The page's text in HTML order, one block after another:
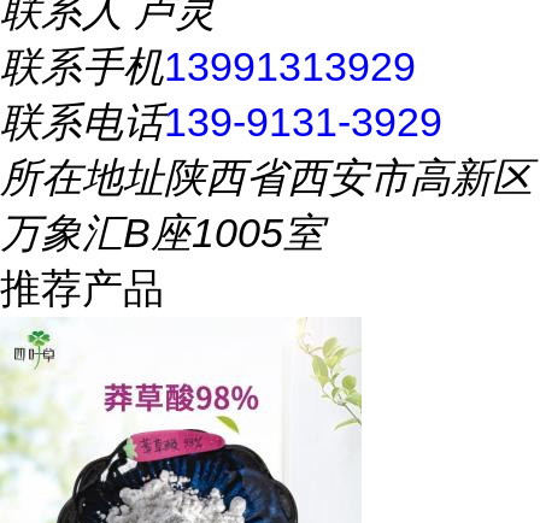
联系人 卢灵
联系手机13991313929
联系电话139-9131-3929
所在地址陕西省西安市高新区
万象汇B座1005室
推荐产品